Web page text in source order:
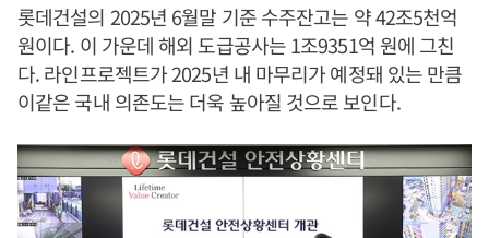
롯데건설의 2025년 6월말 기준 수주잔고는 약 42조5천억
원이다. 이 가운데 해외 도급공사는 1조9351억 원에 그친
다. 라인프로젝트가 2025년 내 마무리가 예정돼 있는 만큼
이같은 국내 의존도는 더욱 높아질 것으로 보인다.